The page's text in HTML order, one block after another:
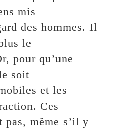
mis
des hommes. Il
le
pour qu’une
soit
et les
Ces
pas, même s’il y